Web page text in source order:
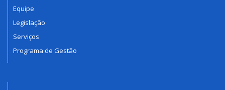
Equipe
Legislação
Serviços
Programa de Gestão